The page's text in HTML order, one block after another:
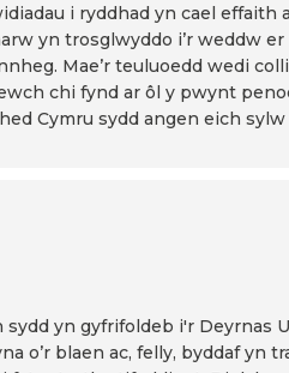
i ryddhad yn cael
yn trosglwyddo i’r weddw
Mae’r teuluoedd wedi
chi fynd ar ôl y pwynt
Cymru sydd angen eich
yn gyfrifoldeb i'r Deyrnas
blaen ac, felly, byddaf yn